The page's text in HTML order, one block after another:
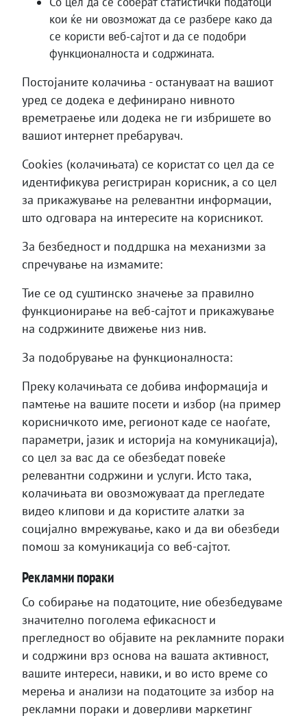
кои ќе ни овозможат да се разбере како да
се користи веб-сајтот и да се подобри
функционалноста и содржината.
Постојаните колачиња - остануваат на вашиот
уред се додека е дефинирано нивното
времетраење или додека не ги избришете во
вашиот интернет пребарувач.
Cookies (колачињата) се користат со цел да се
идентификува регистриран корисник, а со цел
за прикажување на релевантни информации,
што одговара на интересите на корисникот.
За безбедност и поддршка на механизми за
спречување на измамите:
Тие се од суштинско значење за правилно
функционирање на веб-сајтот и прикажување
на содржините движење низ нив.
За подобрување на функционалноста:
Преку колачињата се добива информација и
памтење на вашите посети и избор (на пример
корисничкото име, регионот каде се наоѓате,
параметри, јазик и историја на комуникација),
со цел за вас да се обезбедат повеќе
релевантни содржини и услуги. Исто така,
колачињата ви овозможуваат да прегледате
видео клипови и да користите алатки за
социјално вмрежување, како и да ви обезбеди
помош за комуникација со веб-сајтот.
Рекламни пораки
Со собирање на податоците, ние обезбедуваме
значително поголема ефикасност и
прегледност во објавите на рекламните пораки
и содржини врз основа на вашата активност,
вашите интереси, навики, и во исто време со
мерења и анализи на податоците за избор на
рекламни пораки и доверливи маркетинг